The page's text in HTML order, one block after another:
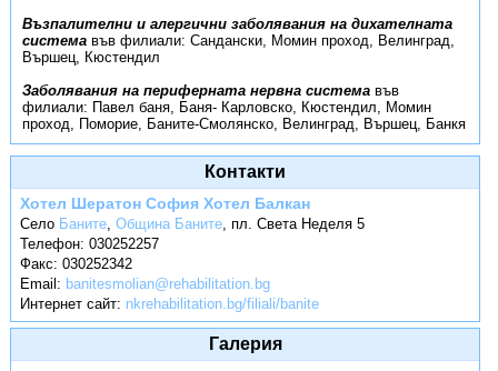
Възпалителни и алергични заболявания на дихателната
системавъв филиали: Сандански, Момин проход, Велинград,
Вършец, Кюстендил
Заболявания на периферната нервна системавъв
филиали: Павел баня, Баня- Карловско, Кюстендил, Момин
проход, Поморие, Баните-Смолянско, Велинград, Вършец, Банкя
Контакти
Хотел Шератон София Хотел Бaлкан
Село Баните,Община Баните,пл. Света Неделя 5
Телефон:030252257
Факс:030252342
Email: banitesmolian@rehabilitation.bg
Интернет сайт: nkrehabilitation.bg/filiali/banite
Галерия